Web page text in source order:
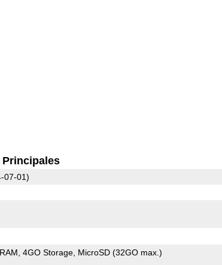
07-01)
4GO Storage MicroSD (32GO max.)